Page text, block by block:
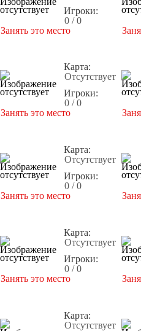
Игроки:
0 / 0
Занять это место
Карта:
Отсутствует
Игроки:
0 / 0
Занять это место
Карта:
Отсутствует
Игроки:
0 / 0
Занять это место
Карта:
Отсутствует
Игроки:
0 / 0
Занять это место
Карта:
Отсутствует